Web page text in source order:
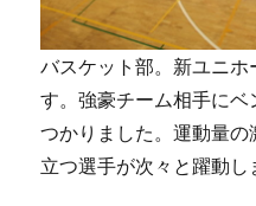
バスケット部。新ユニ
す。強豪チーム相手に
つかりました。運動量
立つ選手が次々と躍動し